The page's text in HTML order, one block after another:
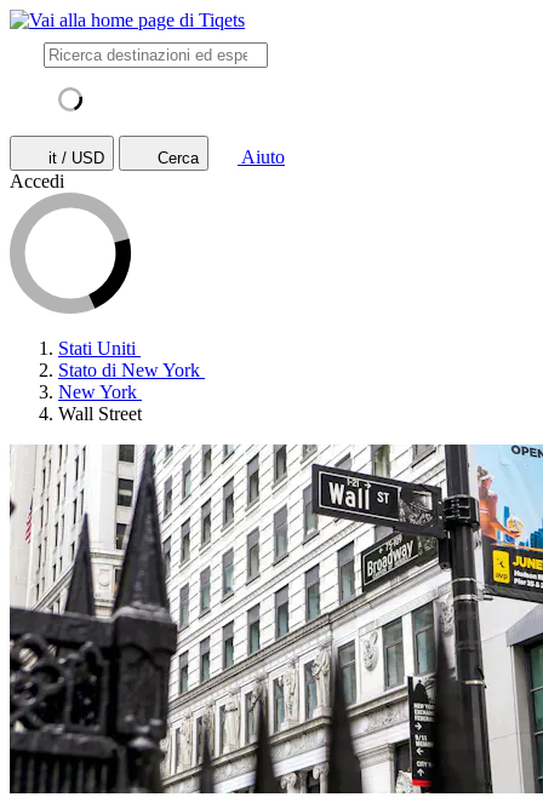
it / USD Cerca
Aiuto
Accedi
Stati Uniti
Stato di New York
New York
Wall Street